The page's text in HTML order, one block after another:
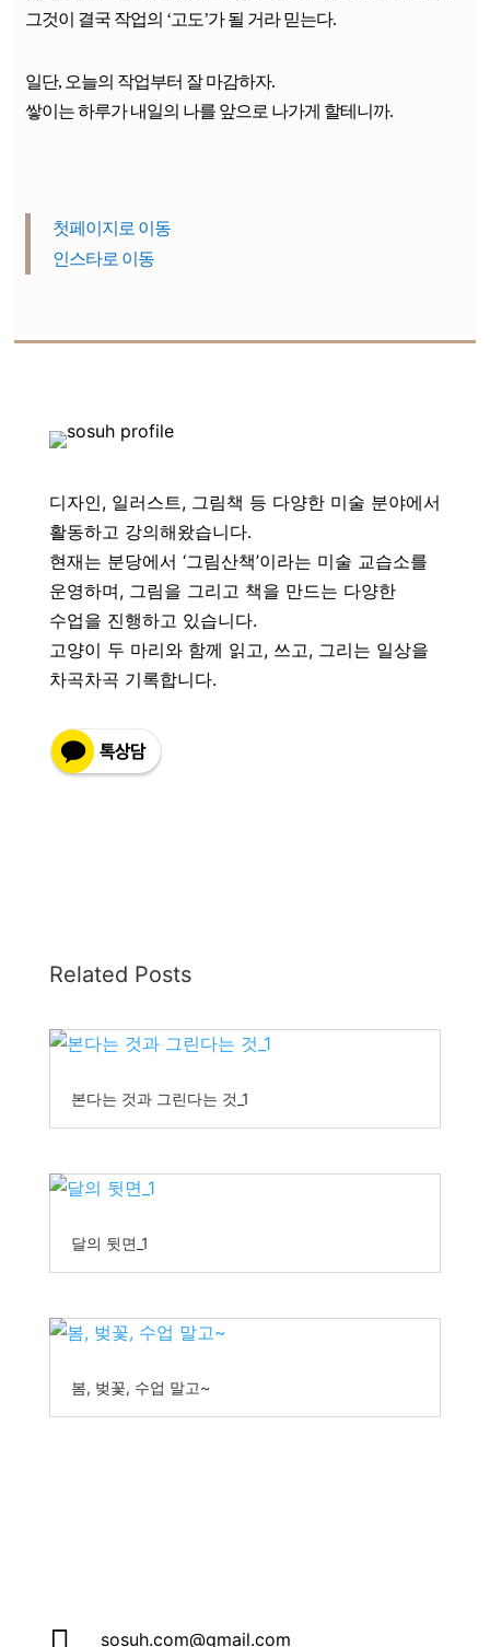
그것이 결국 작업의 ‘고도’가 될 거라 믿는다.
일단, 오늘의 작업부터 잘 마감하자.
쌓이는 하루가 내일의 나를 앞으로 나가게 할테니까.
첫페이지로 이동
인스타로 이동
디자인, 일러스트, 그림책 등 다양한 미술 분야에서
활동하고 강의해왔습니다.
현재는 분당에서 ‘그림산책’이라는 미술 교습소를
운영하며, 그림을 그리고 책을 만드는 다양한
수업을 진행하고 있습니다.
고양이 두 마리와 함께 읽고, 쓰고, 그리는 일상을
차곡차곡 기록합니다.
Related Posts
본다는 것과 그린다는 것_1
달의 뒷면_1
봄, 벚꽃, 수업 말고~
sosuh.com@gmail.com